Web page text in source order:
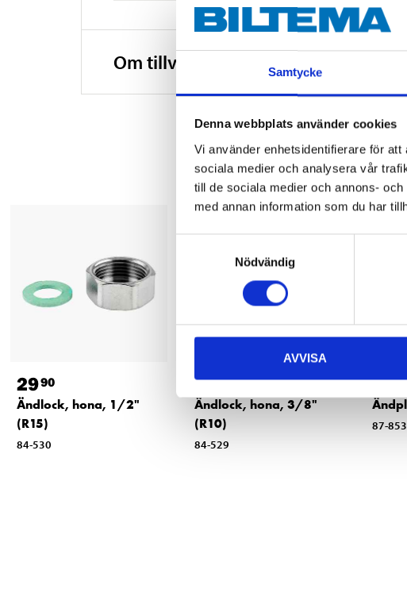
Samtycke
Denna webbplats använder cookies
Vi använder enhetsidentifierare för
sociala medier och analysera vår
till de sociala medier och annons-
med annan information som du har
Nödvändig
AVVISA
Om tillverkaren
2990
Ändlock, hona, 1/2"
(R15)
84-530
2690
Ändlock, hona, 3/8"
(R10)
84-529
19
87-853